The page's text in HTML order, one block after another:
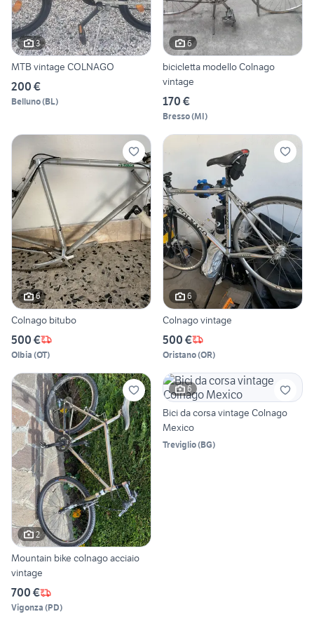
3
MTB vintage COLNAGO
200 €
Belluno(BL)
6
bicicletta modello Colnago
vintage
170 €
Bresso(MI)
6
Colnago bitubo
500 €
Olbia (OT)
6
Colnago vintage
500 €
Oristano(OR)
2
Mountain bike colnago acciaio
vintage
700 €
Vigonza (PD)
6
Bici da corsa vintage Colnago
Mexico
Treviglio(BG)